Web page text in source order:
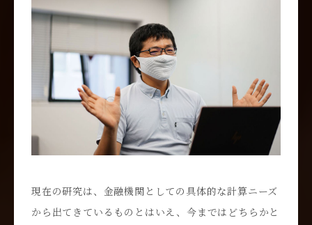
現在の研究は、金融機関としての具体的な計算ニーズ
から出てきているものとはいえ、今まではどちらかと